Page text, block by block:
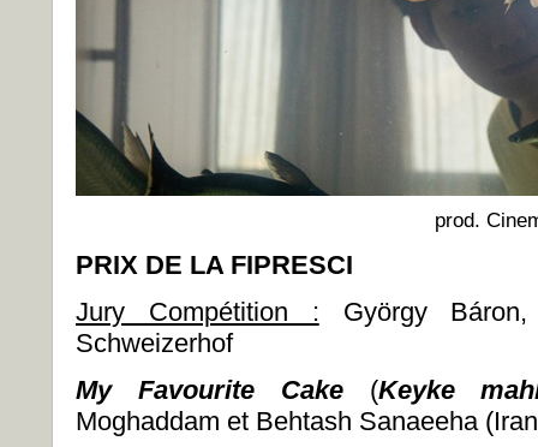
prod.
PRIX DE LA FIPRESCI
Jury Compétition : György
Schweizerhof
My Favourite Cake(Keyke
Moghaddam et Behtash Sanaeeha